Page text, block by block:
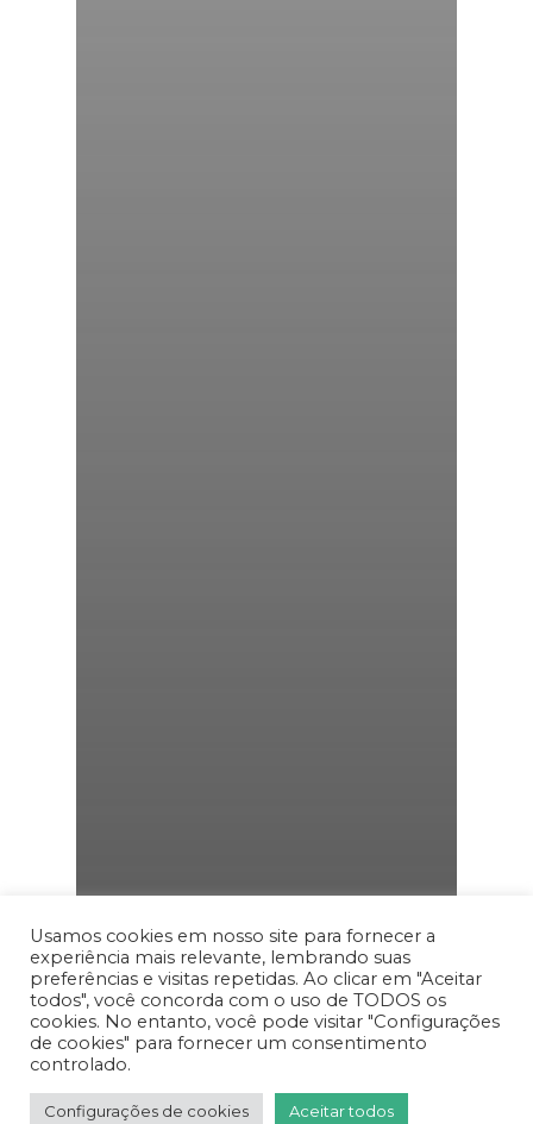
Usamos cookies em nosso site para fornecer a
experiência mais relevante, lembrando suas
preferências e visitas repetidas. Ao clicar em "Aceitar
todos", você concorda com o uso de TODOS os
cookies. No entanto, você pode visitar "Configurações
de cookies" para fornecer um consentimento
controlado.
Configurações de cookies Aceitar todos